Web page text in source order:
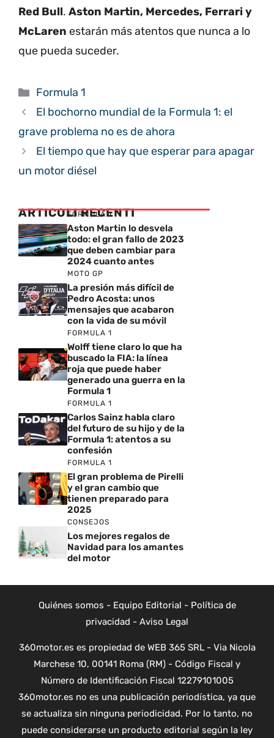
Red Bull. Aston Martin, Mercedes, Ferrari y
McLaren estarán más atentos que nunca a lo
que pueda suceder.
Categorías
Formula 1
El bochorno mundial de la Formula 1: el
grave problema no es de ahora
El tiempo que hay que esperar para apagar
un motor diésel
ARTICOLI RECENTI
FORMULA 1
Aston Martin lo desvela
todo: el gran fallo de 2023
que deben cambiar para
2024 cuanto antes
MOTO GP
La presión más difícil de
Pedro Acosta: unos
mensajes que acabaron
con la vida de su móvil
FORMULA 1
Wolff tiene claro lo que ha
buscado la FIA: la línea
roja que puede haber
generado una guerra en la
Formula 1
FORMULA 1
Carlos Sainz habla claro
del futuro de su hijo y de la
Formula 1: atentos a su
confesión
FORMULA 1
El gran problema de Pirelli
y el gran cambio que
tienen preparado para
2025
CONSEJOS
Los mejores regalos de
Navidad para los amantes
del motor
Quiénes somos - Equipo Editorial - Política de
privacidad - Aviso Legal
360motor.es es propiedad de WEB 365 SRL - Via Nicola
Marchese 10, 00141 Roma (RM) - Código Fiscal y
Número de Identificación Fiscal 12279101005
360motor.es no es una publicación periodística, ya que
se actualiza sin ninguna periodicidad. Por lo tanto, no
puede considerarse un producto editorial según la ley